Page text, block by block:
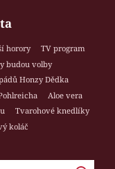
horory
TV program
budou volby
Honzy Dědka
Aloe vera
Tvarohové knedlíky
koláč